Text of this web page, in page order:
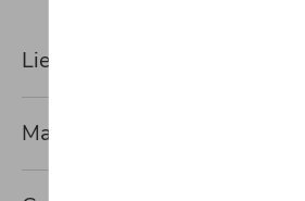
Lien rapide vers
Marques